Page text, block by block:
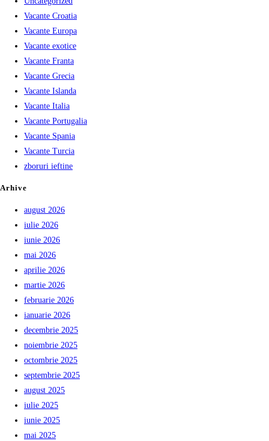
Vacante Croatia
Vacante Europa
Vacante exotice
Vacante Franta
Vacante Grecia
Vacante Islanda
Vacante Italia
Vacante Portugalia
Vacante Spania
Vacante Turcia
zboruri ieftine
Arhive
august 2026
iulie 2026
iunie 2026
mai 2026
aprilie 2026
martie 2026
februarie 2026
ianuarie 2026
decembrie 2025
noiembrie 2025
octombrie 2025
septembrie 2025
august 2025
iulie 2025
iunie 2025
mai 2025